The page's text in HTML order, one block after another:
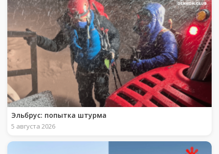
Эльбрус: попытка штурма
5 августа 2026